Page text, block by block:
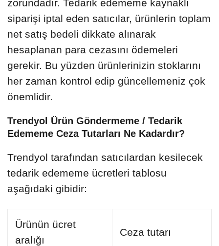
zorundadır. Tedarik edememe kaynaklı
siparişi iptal eden satıcılar, ürünlerin toplam
net satış bedeli dikkate alınarak
hesaplanan para cezasını ödemeleri
gerekir. Bu yüzden ürünlerinizin stoklarını
her zaman kontrol edip güncellemeniz çok
önemlidir.
Trendyol Ürün Göndermeme / Tedarik
Edememe Ceza Tutarları Ne Kadardır?
Trendyol tarafından satıcılardan kesilecek
tedarik edememe ücretleri tablosu
aşağıdaki gibidir:
Ürünün ücret
aralığı
Ceza tutarı